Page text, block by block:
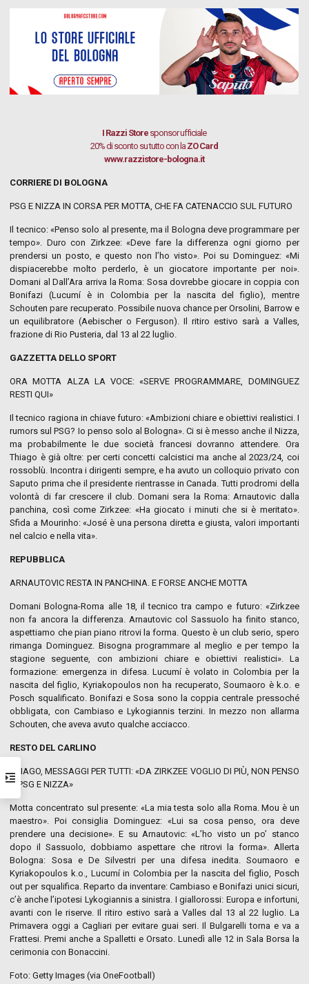
I Razzi Store sponsor ufficiale
20% di sconto su tutto con la ZO Card
www.razzistore-bologna.it
CORRIERE DI BOLOGNA
PSG E NIZZA IN CORSA PER MOTTA, CHE FA CATENACCIO SUL FUTURO
Il tecnico: «Penso solo al presente, ma il Bologna deve programmare per
tempo». Duro con Zirkzee: «Deve fare la differenza ogni giorno per
prendersi un posto, e questo non l’ho visto». Poi su Dominguez: «Mi
dispiacerebbe molto perderlo, è un giocatore importante per noi».
Domani al Dall’Ara arriva la Roma: Sosa dovrebbe giocare in coppia con
Bonifazi (Lucumí è in Colombia per la nascita del figlio), mentre
Schouten pare recuperato. Possibile nuova chance per Orsolini, Barrow e
un equilibratore (Aebischer o Ferguson). Il ritiro estivo sarà a Valles,
frazione di Rio Pusteria, dal 13 al 22 luglio.
GAZZETTA DELLO SPORT
ORA MOTTA ALZA LA VOCE: «SERVE PROGRAMMARE, DOMINGUEZ
RESTI QUI»
Il tecnico ragiona in chiave futuro: «Ambizioni chiare e obiettivi realistici. I
rumors sul PSG? Io penso solo al Bologna». Ci si è messo anche il Nizza,
ma probabilmente le due società francesi dovranno attendere. Ora
Thiago è già oltre: per certi concetti calcistici ma anche al 2023/24, coi
rossoblù. Incontra i dirigenti sempre, e ha avuto un colloquio privato con
Saputo prima che il presidente rientrasse in Canada. Tutti prodromi della
volontà di far crescere il club. Domani sera la Roma: Arnautovic dalla
panchina, così come Zirkzee: «Ha giocato i minuti che si è meritato».
Sfida a Mourinho: «José è una persona diretta e giusta, valori importanti
nel calcio e nella vita».
REPUBBLICA
ARNAUTOVIC RESTA IN PANCHINA. E FORSE ANCHE MOTTA
Domani Bologna-Roma alle 18, il tecnico tra campo e futuro: «Zirkzee
non fa ancora la differenza. Arnautovic col Sassuolo ha finito stanco,
aspettiamo che pian piano ritrovi la forma. Questo è un club serio, spero
rimanga Dominguez. Bisogna programmare al meglio e per tempo la
stagione seguente, con ambizioni chiare e obiettivi realistici». La
formazione: emergenza in difesa. Lucumí è volato in Colombia per la
nascita del figlio, Kyriakopoulos non ha recuperato, Soumaoro è k.o. e
Posch squalificato. Bonifazi e Sosa sono la coppia centrale pressoché
obbligata, con Cambiaso e Lykogiannis terzini. In mezzo non allarma
Schouten, che aveva avuto qualche acciacco.
RESTO DEL CARLINO
THIAGO, MESSAGGI PER TUTTI: «DA ZIRKZEE VOGLIO DI PIÙ, NON PENSO
A PSG E NIZZA»
Motta concentrato sul presente: «La mia testa solo alla Roma. Mou è un
maestro». Poi consiglia Dominguez: «Lui sa cosa penso, ora deve
prendere una decisione». E su Arnautovic: «L’ho visto un po’ stanco
dopo il Sassuolo, dobbiamo aspettare che ritrovi la forma». Allerta
Bologna: Sosa e De Silvestri per una difesa inedita. Soumaoro e
Kyriakopoulos k.o., Lucumí in Colombia per la nascita del figlio, Posch
out per squalifica. Reparto da inventare: Cambiaso e Bonifazi unici sicuri,
c’è anche l’ipotesi Lykogiannis a sinistra. I giallorossi: Europa e infortuni,
avanti con le riserve. Il ritiro estivo sarà a Valles dal 13 al 22 luglio. La
Primavera oggi a Cagliari per evitare guai seri. Il Bulgarelli torna e va a
Frattesi. Premi anche a Spalletti e Orsato. Lunedì alle 12 in Sala Borsa la
cerimonia con Bonaccini.
Foto: Getty Images (via OneFootball)